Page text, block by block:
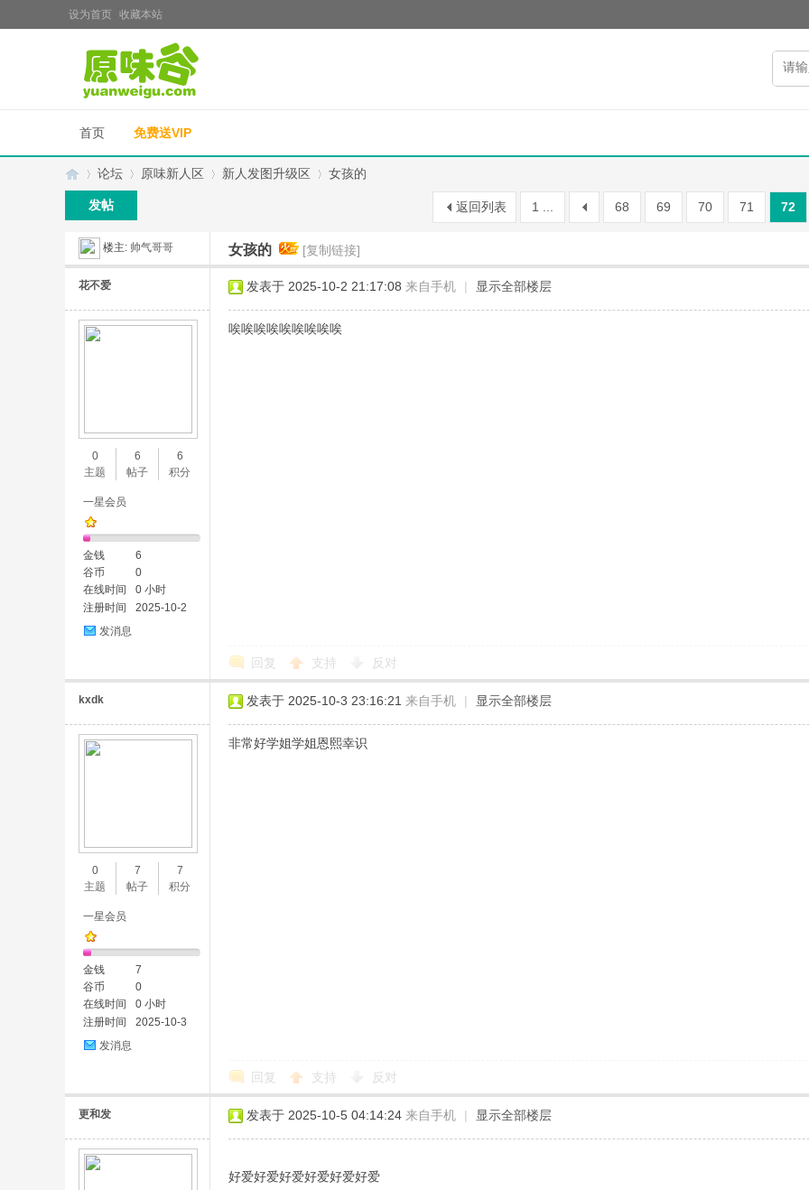
设为首页 收藏本站
首页 免费送VIP
»
论坛
›
原味新人区 新人发图升级区
›
女孩的
1 ... 68 69 70 71 72
返回列表
发帖
楼主: 帅气哥哥 女孩的 [复制链接]
花不爱
0
主题
6
帖子
6
积分
一星会员
金钱
6
谷币
0
在线时间
0 小时
注册时间
2025-10-2
发消息
发表于 2025-10-2 21:17:08 来自手机 | 显示全部楼层
唉唉唉唉唉唉唉唉唉
回复 支持 反对
kxdk
0
主题
7
帖子
7
积分
一星会员
金钱
7
谷币
0
在线时间
0 小时
注册时间
2025-10-3
发消息
发表于 2025-10-3 23:16:21 来自手机 | 显示全部楼层
非常好学姐学姐恩熙幸识
回复 支持 反对
更和发 发表于 2025-10-5 04:14:24 来自手机 | 显示全部楼层
好爱好爱好爱好爱好爱好爱